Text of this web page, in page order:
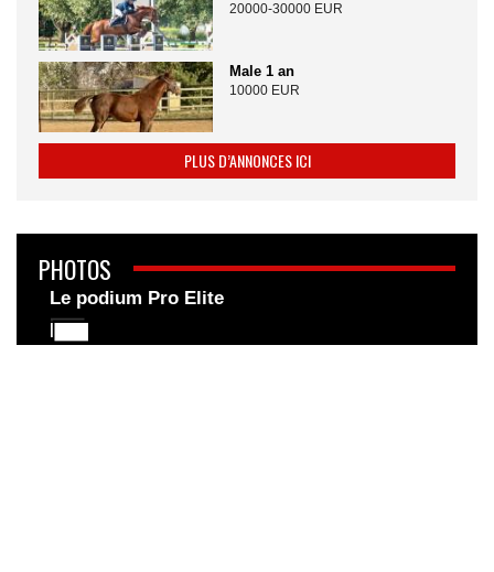
20000-30000 EUR
Male 1 an
10000 EUR
PLUS D’ANNONCES ICI
PHOTOS
Le podium Pro Elite